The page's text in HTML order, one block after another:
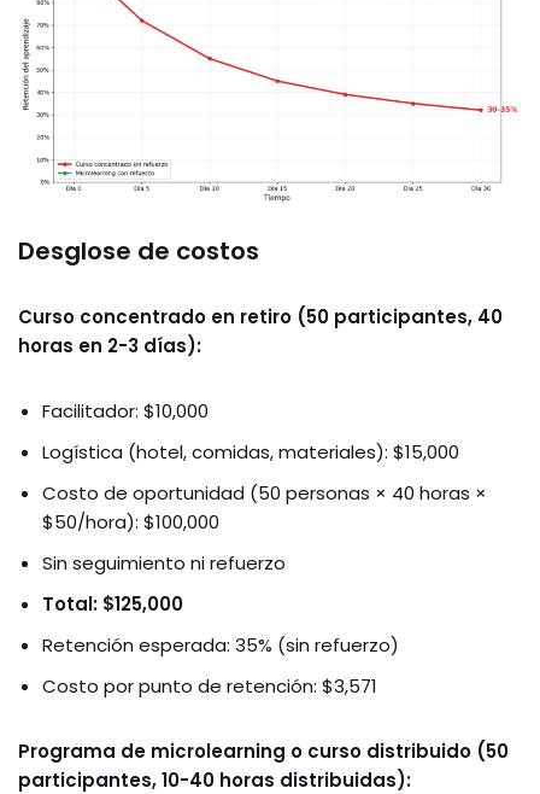
Desglose de costos
Curso concentrado en retiro (50 participantes, 40
horas en 2-3 días):
Facilitador: $10,000
Logística (hotel, comidas, materiales): $15,000
Costo de oportunidad (50 personas × 40 horas ×
$50/hora): $100,000
Sin seguimiento ni refuerzo
Total: $125,000
Retención esperada: 35% (sin refuerzo)
Costo por punto de retención: $3,571
Programa de microlearning o curso distribuido (50
participantes, 10-40 horas distribuidas):